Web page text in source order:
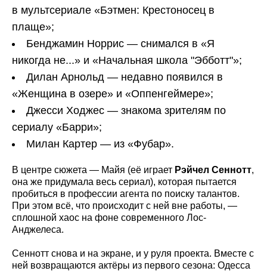
в мультсериале «Бэтмен: Крестоносец в
плаще»;
Бенджамин Норрис — снимался в «Я
никогда не...» и «Начальная школа "Эбботт"»;
Дилан Арнольд — недавно появился в
«Женщина в озере» и «Оппенгеймере»;
Джесси Ходжес — знакома зрителям по
сериалу «Барри»;
Милан Картер — из «Фубар».
В центре сюжета — Майя (её играет Рэйчел Сеннотт,
она же придумала весь сериал), которая пытается
пробиться в профессии агента по поиску талантов.
При этом всё, что происходит с ней вне работы, —
сплошной хаос на фоне современного Лос-
Анджелеса.
Сеннотт снова и на экране, и у руля проекта. Вместе с
ней возвращаются актёры из первого сезона: Одесса